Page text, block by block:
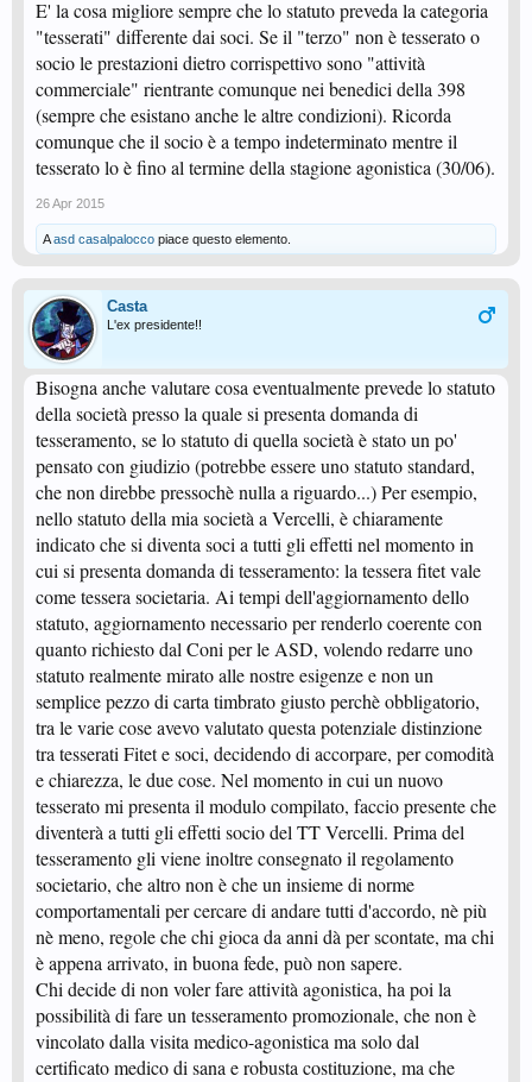
E' la cosa migliore sempre che lo statuto preveda la categoria
"tesserati" differente dai soci. Se il "terzo" non è tesserato o
socio le prestazioni dietro corrispettivo sono "attività
commerciale" rientrante comunque nei benedici della 398
(sempre che esistano anche le altre condizioni). Ricorda
comunque che il socio è a tempo indeterminato mentre il
tesserato lo è fino al termine della stagione agonistica (30/06).
26 Apr 2015
Aasd casalpalocco piace questo elemento.
Casta
L'ex presidente!!
Bisogna anche valutare cosa eventualmente prevede lo statuto
della società presso la quale si presenta domanda di
tesseramento, se lo statuto di quella società è stato un po'
pensato con giudizio (potrebbe essere uno statuto standard,
che non direbbe pressochè nulla a riguardo...) Per esempio,
nello statuto della mia società a Vercelli, è chiaramente
indicato che si diventa soci a tutti gli effetti nel momento in
cui si presenta domanda di tesseramento: la tessera fitet vale
come tessera societaria. Ai tempi dell'aggiornamento dello
statuto, aggiornamento necessario per renderlo coerente con
quanto richiesto dal Coni per le ASD, volendo redarre uno
statuto realmente mirato alle nostre esigenze e non un
semplice pezzo di carta timbrato giusto perchè obbligatorio,
tra le varie cose avevo valutato questa potenziale distinzione
tra tesserati Fitet e soci, decidendo di accorpare, per comodità
e chiarezza, le due cose. Nel momento in cui un nuovo
tesserato mi presenta il modulo compilato, faccio presente che
diventerà a tutti gli effetti socio del TT Vercelli. Prima del
tesseramento gli viene inoltre consegnato il regolamento
societario, che altro non è che un insieme di norme
comportamentali per cercare di andare tutti d'accordo, nè più
nè meno, regole che chi gioca da anni dà per scontate, ma chi
è appena arrivato, in buona fede, può non sapere.
Chi decide di non voler fare attività agonistica, ha poi la
possibilità di fare un tesseramento promozionale, che non è
vincolato dalla visita medico-agonistica ma solo dal
certificato medico di sana e robusta costituzione, ma che